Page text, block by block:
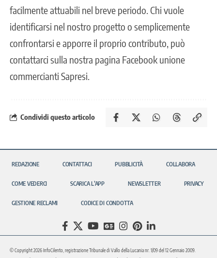
facilmente attuabili nel breve periodo. Chi vuole
identificarsi nel nostro progetto o semplicemente
confrontarsi e apporre il proprio contributo, può
contattarci sulla nostra pagina Facebook unione
commercianti Sapresi.
Condividi questo articolo
REDAZIONE CONTATTACI PUBBLICITÀ COLLABORA
COME VEDERCI SCARICA L’APP NEWSLETTER PRIVACY
GESTIONE RECLAMI CODICE DI CONDOTTA
© Copyright 2026 InfoCilento, registrazione Tribunale di Vallo della Lucania nr. 1/09 del 12 Gennaio 2009.